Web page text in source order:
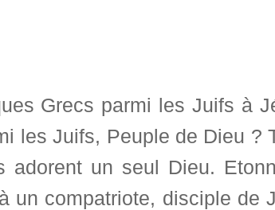
Grecs parmi les Juifs à
les Juifs, Peuple de Dieu ?
adorent un seul Dieu.
un compatriote, disciple